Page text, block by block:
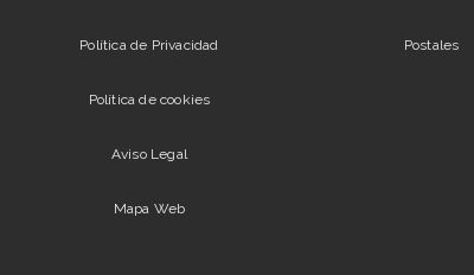
Política de Privacidad
Política de cookies
Aviso Legal
Mapa Web
Postales